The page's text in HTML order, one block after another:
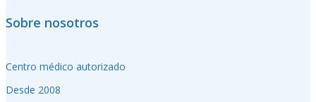
Sobre nosotros
Centro médico autorizado
Desde 2008